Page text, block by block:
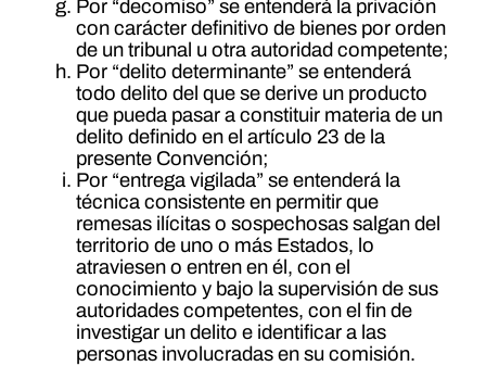
Por “decomiso” se entenderá la privación
con carácter definitivo de bienes por orden
de un tribunal u otra autoridad competente;
Por “delito determinante” se entenderá
todo delito del que se derive un producto
que pueda pasar a constituir materia de un
delito definido en el artículo 23 de la
presente Convención;
Por “entrega vigilada” se entenderá la
técnica consistente en permitir que
remesas ilícitas o sospechosas salgan del
territorio de uno o más Estados, lo
atraviesen o entren en él, con el
conocimiento y bajo la supervisión de sus
autoridades competentes, con el fin de
investigar un delito e identificar a las
personas involucradas en su comisión.